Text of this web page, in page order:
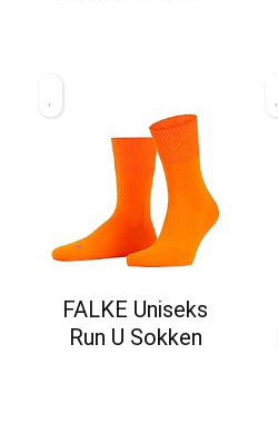
FALKE Uniseks
Run U Sokken